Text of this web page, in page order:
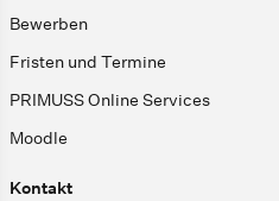
Bewerben
Fristen und Termine
PRIMUSS Online Services
Moodle
Kontakt